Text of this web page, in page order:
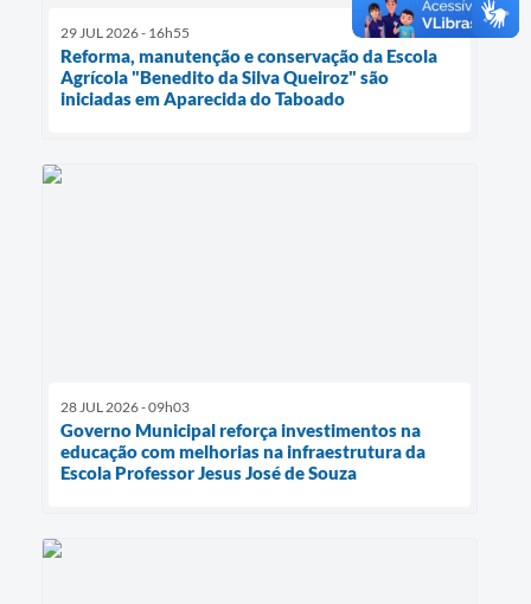
29 JUL 2026 - 16h55
Reforma, manutenção e conservação da Escola
Agrícola "Benedito da Silva Queiroz" são
iniciadas em Aparecida do Taboado
28 JUL 2026 - 09h03
Governo Municipal reforça investimentos na
educação com melhorias na infraestrutura da
Escola Professor Jesus José de Souza